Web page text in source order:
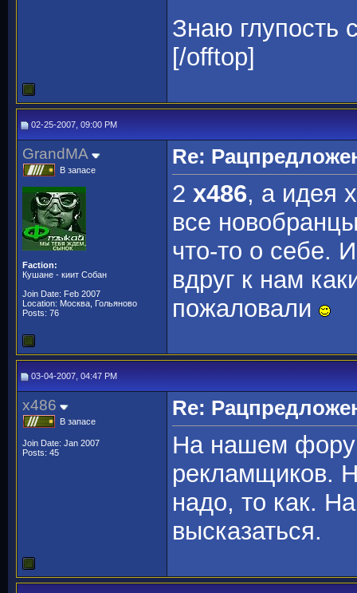
Знаю глупость
[/offtop]
02-25-2007, 09:00 PM
GrandMA
В запасе
Faction:
Кушане - киит Собан
Join Date: Feb 2007
Location: Москва, Гольяново
Posts: 76
Re:
2 x486, а идея
все
что-то о себе.
вдруг к нам
пожаловали
03-04-2007, 04:47 PM
x486
В запасе
Join Date: Jan 2007
Posts: 45
Re:
На нашем
рекламщиков.
надо, то как.
высказаться.